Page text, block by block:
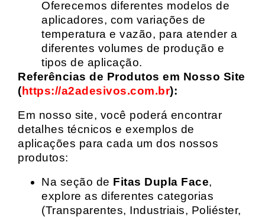
Oferecemos diferentes modelos de
aplicadores, com variações de
temperatura e vazão, para atender a
diferentes volumes de produção e
tipos de aplicação.
Referências de Produtos em Nosso Site
(https://a2adesivos.com.br):
Em nosso site, você poderá encontrar
detalhes técnicos e exemplos de
aplicações para cada um dos nossos
produtos:
Na seção de Fitas Dupla Face,
explore as diferentes categorias
(Transparentes, Industriais, Poliéster,